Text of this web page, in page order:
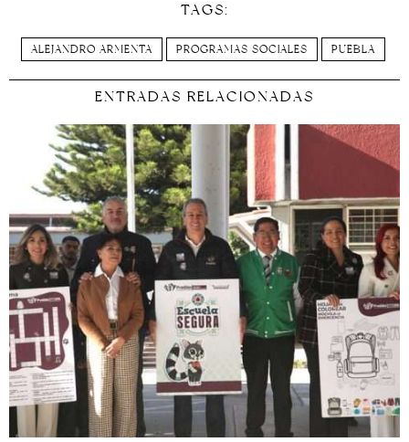
TAGS:
ALEJANDRO ARMENTA PROGRAMAS SOCIALES PUEBLA
ENTRADAS RELACIONADAS